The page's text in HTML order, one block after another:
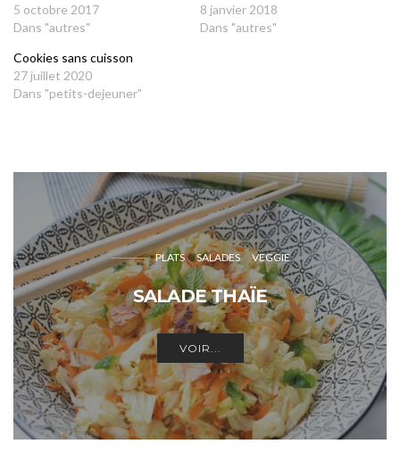
5 octobre 2017
Dans "autres"
8 janvier 2018
Dans "autres"
Cookies sans cuisson
27 juillet 2020
Dans "petits-dejeuner"
PLATS SALADES VEGGIE
SALADE THAÏE
VOIR...